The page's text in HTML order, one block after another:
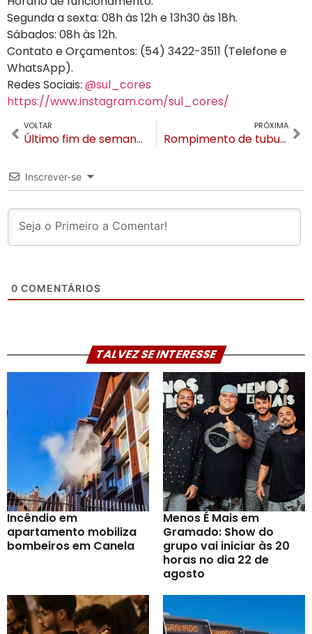
Segunda a sexta: 08h às 12h e 13h30 às 18h.
Sábados: 08h às 12h.
Contato e Orçamentos: (54) 3422-3511 (Telefone e
WhatsApp).
Redes Sociais: @sul_cores
https://www.instagram.com/sul_cores/
VOLTAR
Último fim de semana da Festa da Colônia em Gramado tem programação especial
PRÓXIMA
Rompimento de tubulação por empresa de energia deixa 12 bairros sem água em Canela
Inscrever-se
0 COMENTÁRIOS
TALVEZ SE INTERESSE
Incêndio em
apartamento mobiliza
bombeiros em Canela
Menos É Mais em
Gramado: Show do
grupo vai iniciar às 20
horas no dia 22 de
agosto